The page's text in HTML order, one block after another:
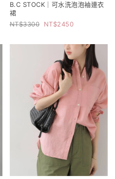
B.C STOCK｜可水洗泡泡袖連衣
裙
3300
2450